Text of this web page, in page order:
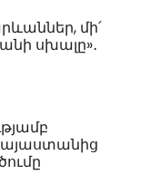
մի՛
սխալը»․